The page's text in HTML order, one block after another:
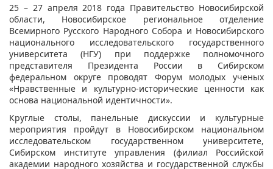
25 – 27 апреля 2018 года Правительство Новосибирской
области, Новосибирское региональное отделение
Всемирного Русского Народного Собора и Новосибирского
национального исследовательского государственного
университета (НГУ) при поддержке полномочного
представителя Президента России в Сибирском
федеральном округе проводят Форум молодых ученых
«Нравственные и культурно-исторические ценности как
основа национальной идентичности».
Круглые столы, панельные дискуссии и культурные
мероприятия пройдут в Новосибирском национальном
исследовательском государственном университете,
Сибирском институте управления (филиал Российской
академии народного хозяйства и государственной службы